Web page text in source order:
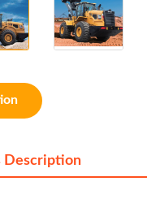
Description